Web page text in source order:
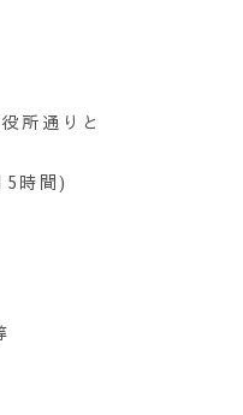
所通りと
時間)